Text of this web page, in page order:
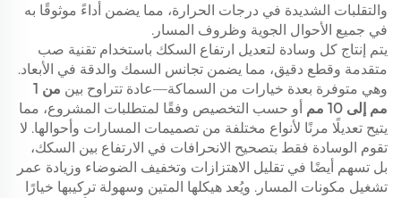
والتقلبات الشديدة في درجات الحرارة، مما يضمن أداءً موثوقًا به
في جميع الأحوال الجوية وظروف المسار.
يتم إنتاج كل وسادة لتعديل ارتفاع السكك باستخدام تقنية صب
متقدمة وقطع دقيق، مما يضمن تجانس السمك والدقة في الأبعاد.
وهي متوفرة بعدة خيارات من السماكة—عادة تتراوح بين
من 1
مم إلى 10 مم
أو حسب التخصيص وفقًا لمتطلبات المشروع، مما
يتيح تعديلًا مرنًا لأنواع مختلفة من تصميمات المسارات وأحوالها. لا
تقوم الوسادة فقط بتصحيح الانحرافات في الارتفاع بين السكك،
بل تسهم أيضًا في تقليل الاهتزازات وتخفيف الضوضاء وزيادة عمر
تشغيل مكونات المسار. ويُعد هيكلها المتين وسهولة تركيبها خيارًا